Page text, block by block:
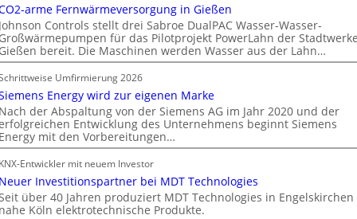
arme Fernwärmeversorgung in Gießen
Controls stellt drei Sabroe DualPAC Wasser-Wasser-
für das Pilotprojekt PowerLahn der
bereit. Die Maschinen werden Wasser aus der Lahn…
Umfirmierung 2026
Energy wird zur eigenen Marke
der Abspaltung von der Siemens AG im Jahr 2020 und der
Entwicklung des Unternehmens beginnt Siemens
mit den Vorbereitungen…
Entwickler mit neuem Investor
Investitionspartner bei MDT Technologies
über 40 Jahren produziert MDT Technologies in Engelskirchen
Köln elektrotechnische Produkte.